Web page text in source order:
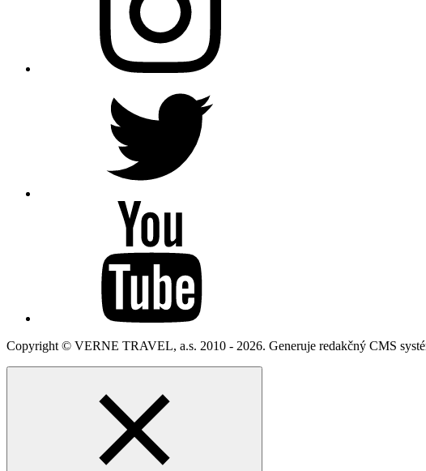
Copyright © VERNE TRAVEL, a.s. 2010 - 2026. Generuje redakčný CMS